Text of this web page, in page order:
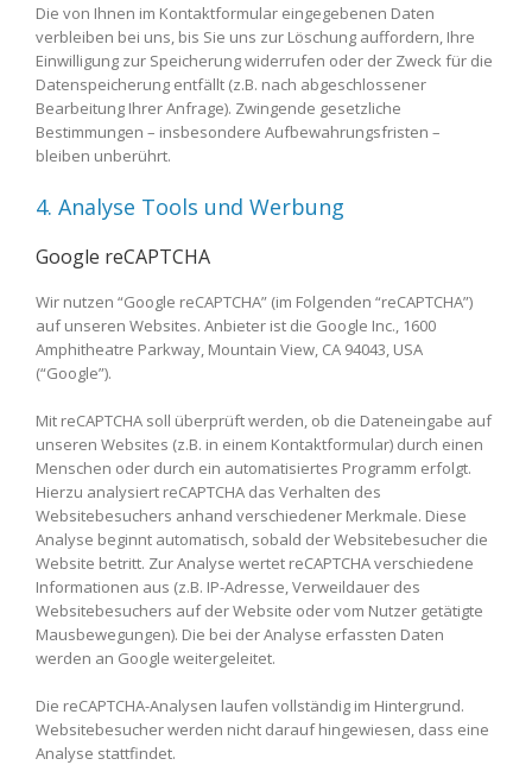
Die von Ihnen im Kontaktformular eingegebenen Daten
verbleiben bei uns, bis Sie uns zur Löschung auffordern, Ihre
Einwilligung zur Speicherung widerrufen oder der Zweck für die
Datenspeicherung entfällt (z.B. nach abgeschlossener
Bearbeitung Ihrer Anfrage). Zwingende gesetzliche
Bestimmungen – insbesondere Aufbewahrungsfristen –
bleiben unberührt.
4. Analyse Tools und Werbung
Google reCAPTCHA
Wir nutzen “Google reCAPTCHA” (im Folgenden “reCAPTCHA”)
auf unseren Websites. Anbieter ist die Google Inc., 1600
Amphitheatre Parkway, Mountain View, CA 94043, USA
(“Google”).
Mit reCAPTCHA soll überprüft werden, ob die Dateneingabe auf
unseren Websites (z.B. in einem Kontaktformular) durch einen
Menschen oder durch ein automatisiertes Programm erfolgt.
Hierzu analysiert reCAPTCHA das Verhalten des
Websitebesuchers anhand verschiedener Merkmale. Diese
Analyse beginnt automatisch, sobald der Websitebesucher die
Website betritt. Zur Analyse wertet reCAPTCHA verschiedene
Informationen aus (z.B. IP-Adresse, Verweildauer des
Websitebesuchers auf der Website oder vom Nutzer getätigte
Mausbewegungen). Die bei der Analyse erfassten Daten
werden an Google weitergeleitet.
Die reCAPTCHA-Analysen laufen vollständig im Hintergrund.
Websitebesucher werden nicht darauf hingewiesen, dass eine
Analyse stattfindet.